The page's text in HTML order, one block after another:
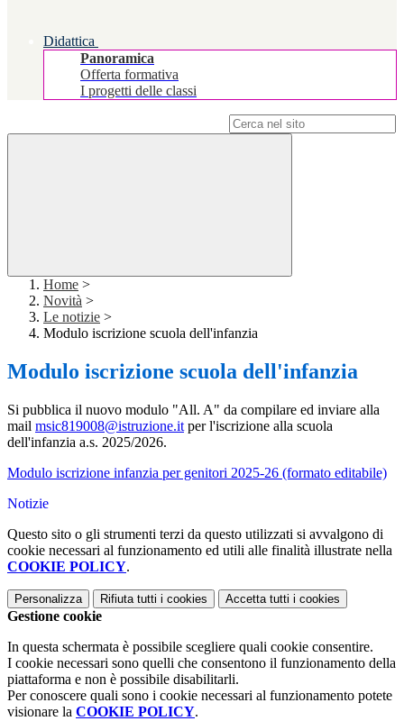
Didattica
Panoramica
Offerta formativa
I progetti delle classi
Home >
Novità >
Le notizie >
Modulo iscrizione scuola dell'infanzia
Modulo iscrizione scuola dell'infanzia
Si pubblica il nuovo modulo "All. A" da compilare ed inviare alla
mail msic819008@istruzione.it per l'iscrizione alla scuola
dell'infanzia a.s. 2025/2026.
Modulo iscrizione infanzia per genitori 2025-26 (formato editabile)
Notizie
Questo sito o gli strumenti terzi da questo utilizzati si avvalgono di
cookie necessari al funzionamento ed utili alle finalità illustrate nella
COOKIE POLICY.
Personalizza Rifiuta tutti i cookies Accetta tutti i cookies
Gestione cookie
In questa schermata è possibile scegliere quali cookie consentire.
I cookie necessari sono quelli che consentono il funzionamento della
piattaforma e non è possibile disabilitarli.
Per conoscere quali sono i cookie necessari al funzionamento potete
visionare la COOKIE POLICY.